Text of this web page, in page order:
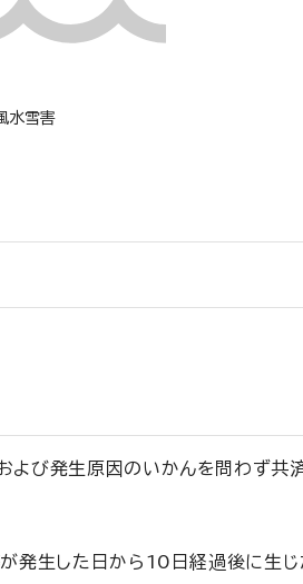
水雪害
発生原因のいかんを問わず
発生した日から10日経過後に生